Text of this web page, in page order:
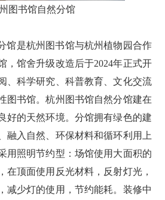
图书馆自然分馆
馆是杭州图书馆与杭州植物园合作
，馆舍升级改造后于2024年正式开
、科学研究、科普教育、文化交流
图书馆。杭州图书馆自然分馆建在
好的天然环境。分馆拥有绿色的建
融入自然、环保材料和循环利用上
用照明节约型：场馆使用大面积的
在顶面使用反光材料，反射灯光，
减少灯的使用，节约能耗。装修中